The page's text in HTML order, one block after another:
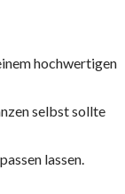
hochwertigen
selbst sollte
lassen.